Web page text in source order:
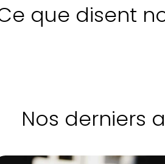
que disent
Nos derniers